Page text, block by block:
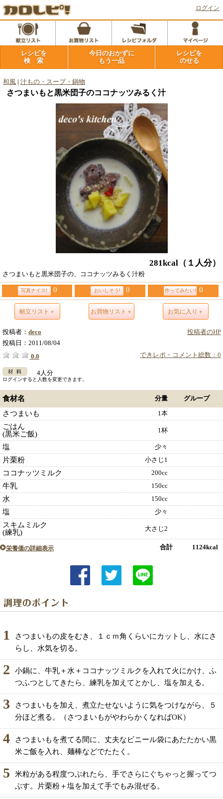
ログイン
レシピを
検 索
今日のおかずに
もう一品
レシピを
のせる
和風 汁もの・スープ・鍋物
さつまいもと黒米団子のココナッツみるく汁
281kcal （１人分）
さつまいもと黒米団子の、ココナッツみるく汁粉
写真ナイス! 0 おいしそう! 0 作ってみたい! 0
献立リスト＋ お買物リスト＋ お気に入り＋
投稿者のHP
投稿者： deco
投稿日： 2011/08/04
できレポ・コメント総数：0
0.0
4人分
ログインすると人数を変更できます。
食材名 分量 グループ
さつまいも 1本
ごはん
(黒米ご飯)
1杯
塩 少々
片栗粉 小さじ1
ココナッツミルク 200cc
牛乳 150cc
水 150cc
塩 少々
スキムミルク
(練乳)
大さじ2
栄養価の詳細表示 合計 1124kcal
1
さつまいもの皮をむき、１ｃｍ角くらいにカットし、水にさ
らし、水気を切る。
2
小鍋に、牛乳＋水＋ココナッツミルクを入れて火にかけ、ふ
つふつとしてきたら、練乳を加えてとかし、塩を加える。
3
さつまいもを加え、煮立たせないように気をつけながら、５
分ほど煮る。（さつまいもがやわらかくなればOK）
4
さつまいもを煮てる間に、丈夫なビニール袋にあたたかい黒
米ご飯を入れ、麺棒などでたたく。
5
米粒がある程度つぶれたら、手でさらにぐちゃっと握ってつ
ぶす。片栗粉＋塩を加えて手でもみ混ぜる。